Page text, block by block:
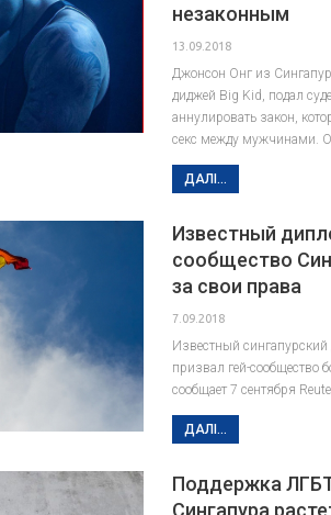
незаконным
13.09.2018
Джонсон Онг из
диджей Big Kid, подал
аннулировать закон,
секс между мужчинами.
ДАЛІ...
Известный
сообщество
за свои права
7.09.2018
Известный
призвал гей-сообщество
сообщает 7 сентября
ДАЛІ...
Поддержка
Сингапура